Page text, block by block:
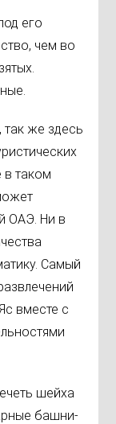
его
чем во
так же здесь
в таком
ОАЭ. Ни в
Самый
вместе с
шейха
башни-